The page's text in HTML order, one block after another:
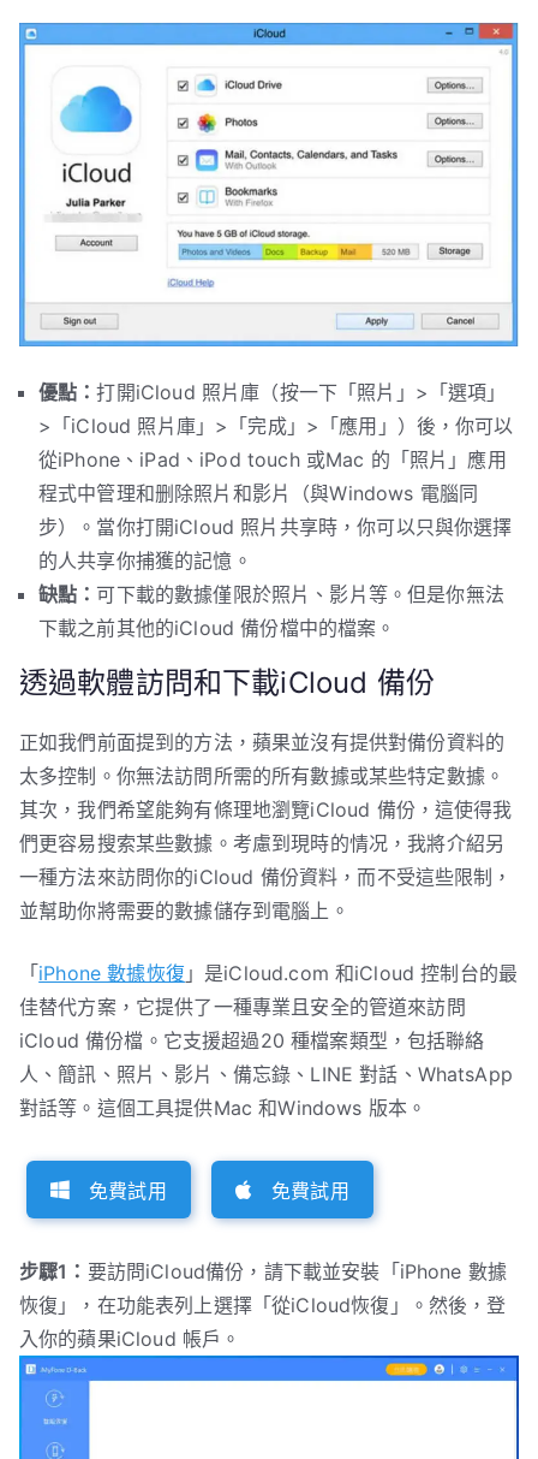
優點：打開iCloud 照片庫（按一下「照片」>「選項」
>「iCloud 照片庫」>「完成」>「應用」）後，你可以
從iPhone、iPad、iPod touch 或Mac 的「照片」應用
程式中管理和删除照片和影片（與Windows 電腦同
步）。當你打開iCloud 照片共享時，你可以只與你選擇
的人共享你捕獲的記憶。
缺點： 可下載的數據僅限於照片、影片等。但是你無法
下載之前其他的iCloud 備份檔中的檔案。
透過軟體訪問和下載iCloud 備份
正如我們前面提到的方法，蘋果並沒有提供對備份資料的
太多控制。你無法訪問所需的所有數據或某些特定數據。
其次，我們希望能夠有條理地瀏覽iCloud 備份，這使得我
們更容易搜索某些數據。考慮到現時的情况，我將介紹另
一種方法來訪問你的iCloud 備份資料，而不受這些限制，
並幫助你將需要的數據儲存到電腦上。
「 iPhone 數據恢復 」是iCloud.com 和iCloud 控制台的最
佳替代方案，它提供了一種專業且安全的管道來訪問
iCloud 備份檔。它支援超過20 種檔案類型，包括聯絡
人、簡訊、照片、影片、備忘錄、LINE 對話、WhatsApp
對話等。這個工具提供Mac 和Windows 版本。
免費試用 免費試用
步驟1： 要訪問iCloud備份，請下載並安裝「iPhone 數據
恢復」，在功能表列上選擇「從iCloud恢復」。然後，登
入你的蘋果iCloud 帳戶。